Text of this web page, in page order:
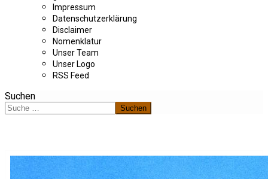
Impressum
Datenschutzerklärung
Disclaimer
Nomenklatur
Unser Team
Unser Logo
RSS Feed
Suchen
Suchen